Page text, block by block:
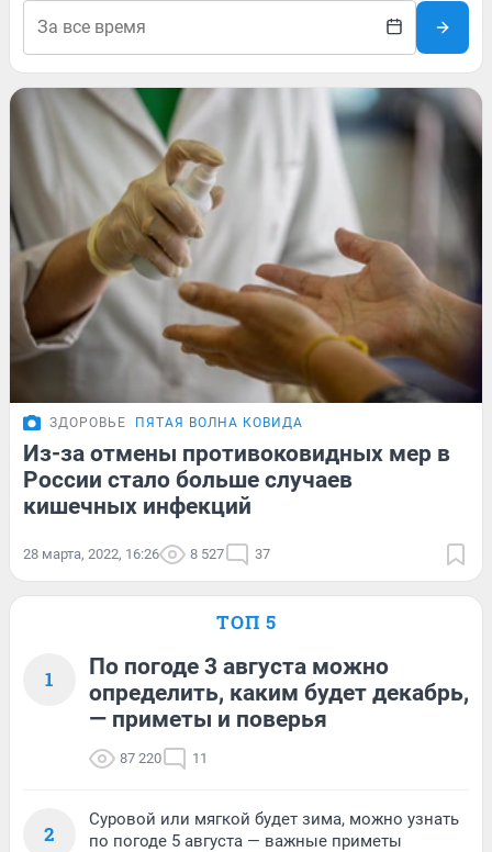
ЗДОРОВЬЕ ПЯТАЯ ВОЛНА КОВИДА
Из-за отмены противоковидных мер в
России стало больше случаев
кишечных инфекций
28 марта, 2022, 16:26 8 527 37
ТОП 5
1
По погоде 3 августа можно
определить, каким будет декабрь,
— приметы и поверья
87 220 11
2
Суровой или мягкой будет зима, можно узнать
по погоде 5 августа — важные приметы